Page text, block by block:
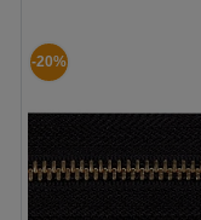
-20%